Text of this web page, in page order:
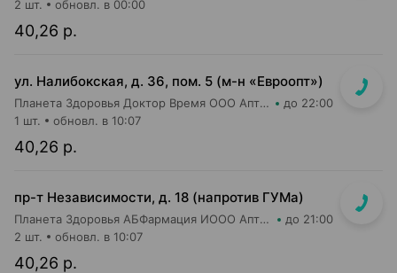
40,26 р.
2 шт. обновл. в 00:00
ул. Налибокская, д. 36, пом. 5 (м-н «Евроопт»)
Планета Здоровья Доктор Время ООО Аптека №51 до 22:00
40,26 р.
1 шт. обновл. в 10:07
пр-т Независимости, д. 18 (напротив ГУМа)
Планета Здоровья АБФармация ИООО Аптека №1 до 21:00
40,26 р.
2 шт. обновл. в 10:07